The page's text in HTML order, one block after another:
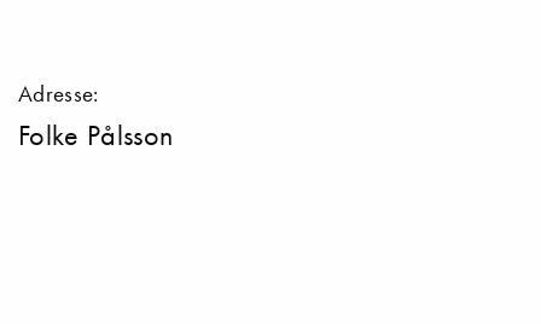
Adresse:
Folke Pålsson